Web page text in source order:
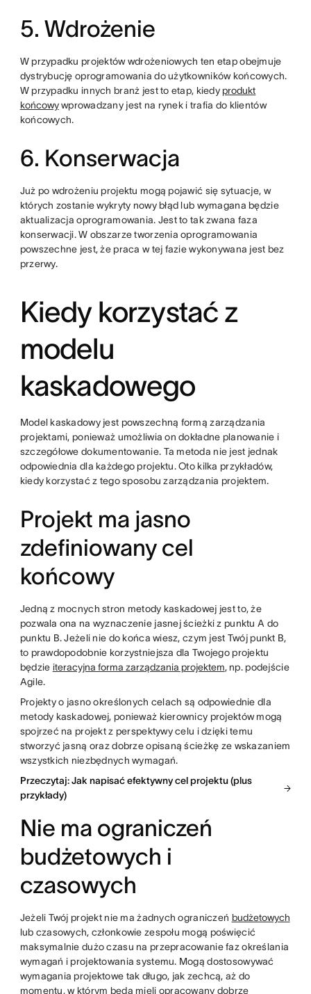
5. Wdrożenie
W przypadku projektów wdrożeniowych ten etap obejmuje
dystrybucję oprogramowania do użytkowników końcowych.
W przypadku innych branż jest to etap, kiedy produkt
końcowywprowadzany jest na rynek i trafia do klientów
końcowych.
6. Konserwacja
Już po wdrożeniu projektu mogą pojawić się sytuacje, w
których zostanie wykryty nowy błąd lub wymagana będzie
aktualizacja oprogramowania. Jest to tak zwana faza
konserwacji. W obszarze tworzenia oprogramowania
powszechne jest, że praca w tej fazie wykonywana jest bez
przerwy.
Kiedy korzystać z
modelu
kaskadowego
Model kaskadowy jest powszechną formą zarządzania
projektami, ponieważ umożliwia on dokładne planowanie i
szczegółowe dokumentowanie. Ta metoda nie jest jednak
odpowiednia dla każdego projektu. Oto kilka przykładów,
kiedy korzystać z tego sposobu zarządzania projektem.
Projekt ma jasno
zdefiniowany cel
końcowy
Jedną z mocnych stron metody kaskadowej jest to, że
pozwala ona na wyznaczenie jasnej ścieżki z punktu A do
punktu B. Jeżeli nie do końca wiesz, czym jest Twój punkt B,
to prawdopodobnie korzystniejsza dla Twojego projektu
będzie iteracyjna forma zarządzania projektem, np. podejście
Agile.
Projekty o jasno określonych celach są odpowiednie dla
metody kaskadowej, ponieważ kierownicy projektów mogą
spojrzeć na projekt z perspektywy celu i dzięki temu
stworzyć jasną oraz dobrze opisaną ścieżkę ze wskazaniem
wszystkich niezbędnych wymagań.
Przeczytaj: Jak napisać efektywny cel projektu (plus
przykłady)
Nie ma ograniczeń
budżetowych i
czasowych
Jeżeli Twój projekt nie ma żadnych ograniczeń budżetowych
lub czasowych, członkowie zespołu mogą poświęcić
maksymalnie dużo czasu na przepracowanie faz określania
wymagań i projektowania systemu. Mogą dostosowywać
wymagania projektowe tak długo, jak zechcą, aż do
momentu, w którym będą mieli opracowany dobrze